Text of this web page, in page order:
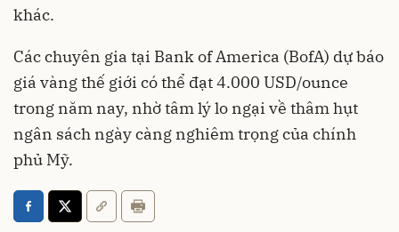
khác.
Các chuyên gia tại Bank of America (BofA) dự báo
giá vàng thế giới có thể đạt 4.000 USD/ounce
trong năm nay, nhờ tâm lý lo ngại về thâm hụt
ngân sách ngày càng nghiêm trọng của chính
phủ Mỹ.